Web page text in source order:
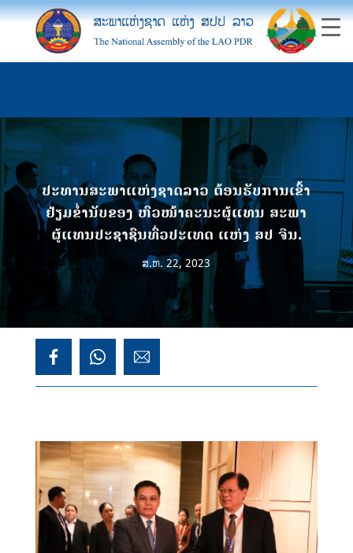
ປະທານສະພາແຫ່ງຊາດລາວ ຕ້ອນຮັບການເຂົ້າ
ຢ້ຽມຂໍ່ານັບຂອງ ຫົວໜ້າຄະນະຜູ້ແທນ ສະພາ
ຜູ້ແທນປະຊາຊົນທົ່ວປະເທດ ແຫ່ງ ສປ ຈີນ.
ສ.ຫ. 22, 2023